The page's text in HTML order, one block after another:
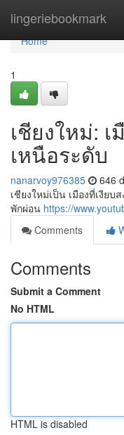
lingeriebookmark
Home
Home
1
เชียงใหม่:
เหนือระดับ
nanarvoy976385 646
เชียงใหม่เป็น เมืองที่เงีย
พักผ่อน https://
Comments
Comments
Submit a Comment
No HTML
HTML is disabled